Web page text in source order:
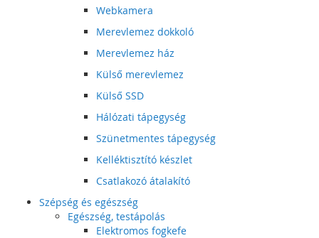
Webkamera
Merevlemez dokkoló
Merevlemez ház
Külső merevlemez
Külső SSD
Hálózati tápegység
Szünetmentes tápegység
Kelléktisztító készlet
Csatlakozó átalakító
Szépség és egészség
Egészség, testápolás
Elektromos fogkefe